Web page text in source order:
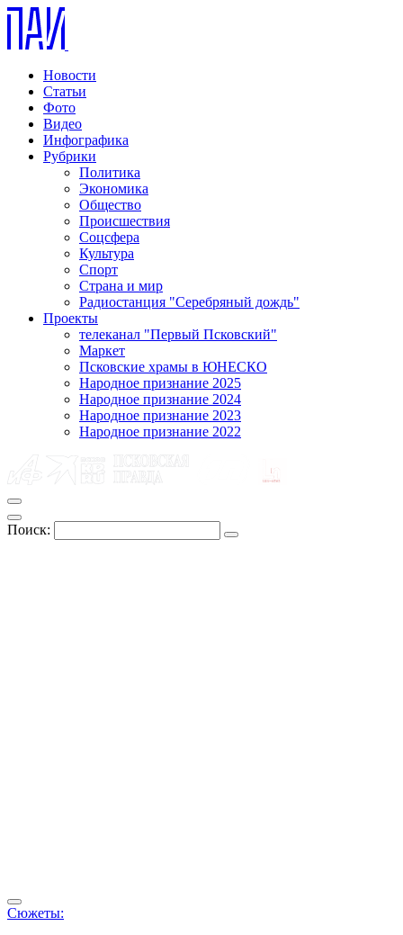
Новости
Статьи
Фото
Видео
Инфографика
Рубрики
Политика
Экономика
Общество
Происшествия
Соцсфера
Культура
Спорт
Страна и мир
Радиостанция "Серебряный дождь"
Проекты
телеканал "Первый Псковский"
Маркет
Псковские храмы в ЮНЕСКО
Народное признание 2025
Народное признание 2024
Народное признание 2023
Народное признание 2022
Поиск:
Сюжеты: